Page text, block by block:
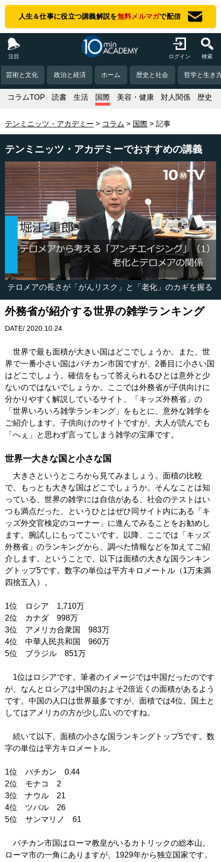
人生＆仕事に役立つ講義解説を無料メルマガで配信
注目 ログイン 検索
芸術と文化 政治と経済 ホーム 歴史と社会 哲学と生き
コラムTOP 読書 生活 国際 美容・健康 対人関係 歴史
テンミニッツ・アカデミー コラム 国際 記事
テンミニッツ・アカデミーでおすすめの講義
テロメアの長さが「がんリスク」と「老化」のカギを握る
外務省が紹介する世界の雑学ランキング
DATE/ 2020.10.24
世界で最も面積が大きい国はどこでしょうか。また、世
界で一番小さい国はバチカン市国ですが、2番目に小さい国
はどこでしょう。確信をもって答えられるひとは意外と少
ないのではないでしょうか。ここでは外務省が子供向けに
分かりやすく解説しているサイト、「キッズ外務省」の
「世界いろいろ雑学ランキング」をもとに、意外な雑学を
ご紹介します。子供向けのサイトですが、大人が読んでも
「へぇ」と思わず言ってしまう雑学の宝庫です。
世界一大きな国と小さな国
大きさというところから見てみましょう。面積の比較
で、もっとも大きな国はどこでしょうか。そんなことは知
っている、世界の雑学には自信がある、社会のテストはい
つも満点だった、というひとはぜひ同サイト内にある「キ
ッズ外交官検定のコーナー」に進んでみることをお勧めし
ます。腕試しにもってこいです。以降、ここでは「キッズ
外務省」のランキングから、調べた情報などを加えてご紹
介します。ということで、以下は面積の大きな国ランキン
グトップ5です。数字の単位は平方キロメートル（1万未満
四捨五入）。
1位 ロシア 1,710万
2位 カナダ 998万
3位 アメリカ合衆国 983万
4位 中華人民共和国 960万
5位 ブラジル 851万
1位はロシアです。筆者のイメージでは中国だったのです
が、なんとロシアは中国のおよそ2倍近くの面積があるよう
です。中国の人口は世界最多ですが、面積では4位。国土と
してはアメリカの方が少し広いのですね。
続いて以下、面積の小さな国ランキングトップ5です。数
字の単位は平方キロメートル。
1位 バチカン 0.44
2位 モナコ 2
3位 ナウル 21
4位 ツバル 26
5位 サンマリノ 61
バチカン市国はローマ教皇がいるカトリックの総本山。
ローマ市の一角にありますが、1929年から独立国家です。